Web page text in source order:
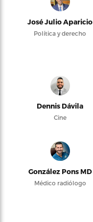
José Julio Aparicio
Política y derecho
Dennis Dávila
Cine
González Pons MD
Médico radiólogo